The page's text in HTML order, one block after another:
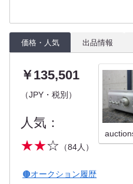
価格・人気 出品情報
￥135,501
（JPY・税別）
人気：
★★☆ （84人）
🟤オークション履歴